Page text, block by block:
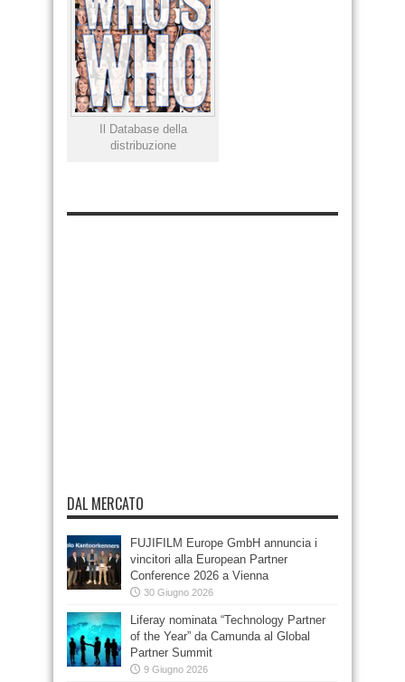
Il Database della
distribuzione
DAL MERCATO
FUJIFILM Europe GmbH annuncia i
vincitori alla European Partner
Conference 2026 a Vienna
30 Giugno 2026
Liferay nominata “Technology Partner
of the Year” da Camunda al Global
Partner Summit
9 Giugno 2026